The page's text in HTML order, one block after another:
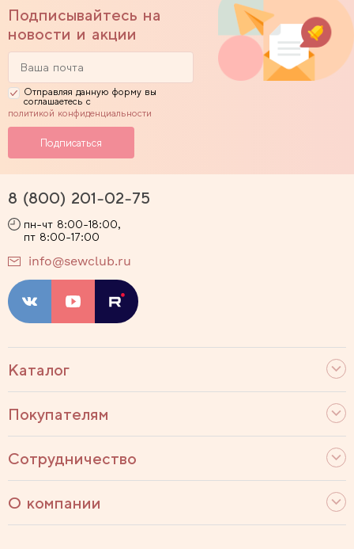
Подписывайтесь на
новости и акции
Отправляя данную форму вы
соглашаетесь с
политикой конфиденциальности
Каталог
Покупателям
Сотрудничество
О компании
8 (800) 201-02-75
пн-чт 8:00-18:00,
пт 8:00-17:00
info@sewclub.ru